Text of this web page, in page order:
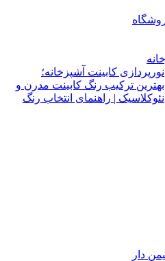
نورپردازی کابینت آشپزخانه؛
بهترین ترکیب رنگ کابینت مدرن و
نئوکلاسیک | راهنمای انتخاب رنگ
دار